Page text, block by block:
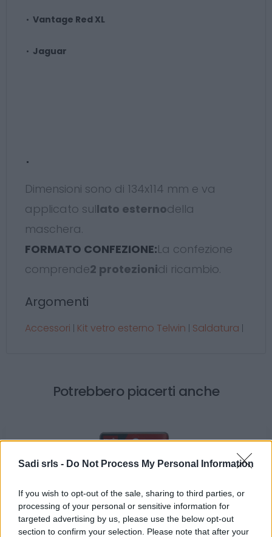
Sadi srls - Do Not Process My Personal Information
If you wish to opt-out of the sale, sharing to third parties, or
processing of your personal or sensitive information for
targeted advertising by us, please use the below opt-out
section to confirm your selection. Please note that after your
Vantage Red XL
Jaguar
Dimensioni sono di 134x114 mm e va
applicato sullato esternodella
maschera.
FORMATO CONFEZIONE:La confezione
comprende2 protezionidi ricambio.
Argomenti
Accessori Kit vetro esterno Telwin Saldatura
Potrebbero piacerti anche
Supporto in metallo per torce saldatura Mig Mag